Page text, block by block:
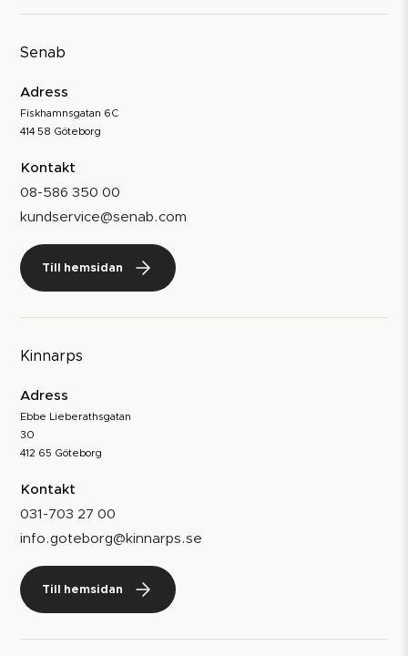
Senab
Adress
Fiskhamnsgatan 6C
414 58 Göteborg
Kontakt
08-586 350 00
kundservice@senab.com
Till hemsidan
Kinnarps
Adress
Ebbe Lieberathsgatan
30
412 65 Göteborg
Kontakt
031-703 27 00
info.goteborg@kinnarps.se
Till hemsidan